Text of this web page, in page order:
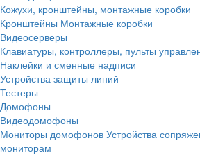
Кожухи, кронштейны, монтажные коробки
Кронштейны Монтажные коробки
Видеосерверы
Клавиатуры, контроллеры, пульты
Наклейки и сменные надписи
Устройства защиты линий
Тестеры
Домофоны
Видеодомофоны
Мониторы домофонов Устройства
мониторам